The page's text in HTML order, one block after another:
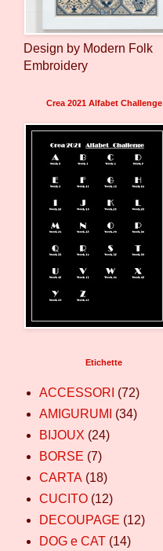
Design by Modern Folk
Embroidery
Crea 2021 Alfabet Challenge
Etichette
ACCESSORI (72)
AMIGURUMI
(34)
BIJOUX (24)
BORSE (7)
CARTA (18)
CUCITO (12)
DECOUPAGE (12)
DOG e CAT (14)